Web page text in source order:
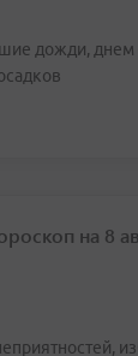
дожди, днем
на 8